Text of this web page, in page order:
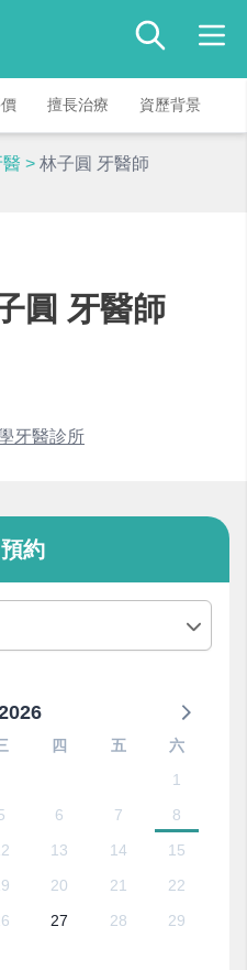
擅長治療 資歷背景
醫 > 林子圓 牙醫師
圓 牙醫師
牙醫診所
約
四 五
六
1
6 7
8
13 14
15
20 21
22
27 28
29